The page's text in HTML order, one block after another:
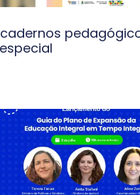
cadernos